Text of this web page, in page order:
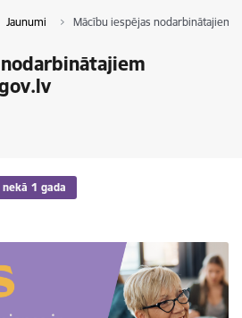
Jaunumi Mācību iespējas nodarbinātajiem
1 gada